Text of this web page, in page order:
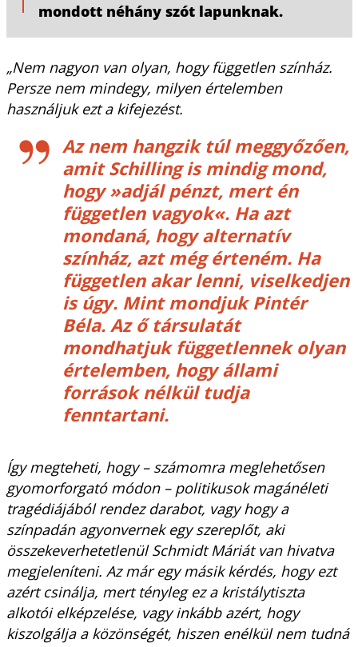
mondott néhány szót lapunknak.
„Nem nagyon van olyan, hogy független színház.
Persze nem mindegy, milyen értelemben
használjuk ezt a kifejezést.
Az nem hangzik túl meggyőzően,
amit Schilling is mindig mond,
hogy »adjál pénzt, mert én
független vagyok«. Ha azt
mondaná, hogy alternatív
színház, azt még érteném. Ha
független akar lenni, viselkedjen
is úgy. Mint mondjuk Pintér
Béla. Az ő társulatát
mondhatjuk függetlennek olyan
értelemben, hogy állami
források nélkül tudja
fenntartani.
Így megteheti, hogy – számomra meglehetősen
gyomorforgató módon – politikusok magánéleti
tragédiájából rendez darabot, vagy hogy a
színpadán agyonvernek egy szereplőt, aki
összekeverhetetlenül Schmidt Máriát van hivatva
megjeleníteni. Az már egy másik kérdés, hogy ezt
azért csinálja, mert tényleg ez a kristálytiszta
alkotói elképzelése, vagy inkább azért, hogy
kiszolgálja a közönségét, hiszen enélkül nem tudná